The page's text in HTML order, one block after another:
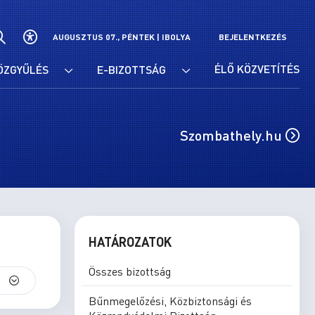
AUGUSZTUS 07., PÉNTEK |IBOLYA BEJELENTKEZÉS
E-BIZOTTSÁG ÉLŐ KÖZVETÍTÉS
Szombathely.hu
HATÁROZATOK
Összes bizottság
Bűnmegelőzési, Közbiztonsági és